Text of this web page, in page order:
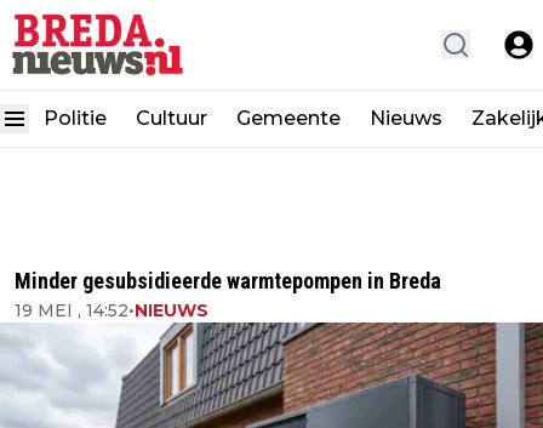
Politie Cultuur Gemeente Nieuws
Minder gesubsidieerde warmtepompen in Breda
19 MEI , 14:52•NIEUWS